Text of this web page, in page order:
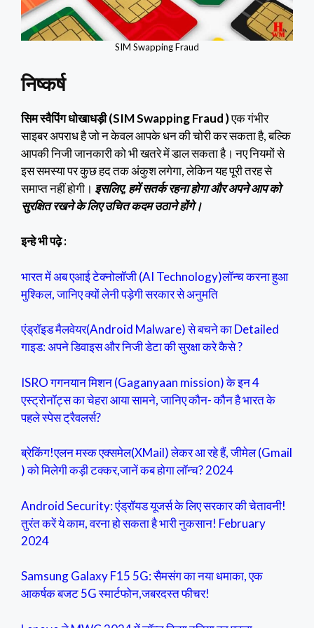
SIM Swapping Fraud
निष्कर्ष
सिम स्वैपिंग धोखाधड़ी (SIM Swapping Fraud )एक गंभीर
साइबर अपराध है जो न केवल आपके धन की चोरी कर सकता है, बल्कि
आपकी निजी जानकारी को भी खतरे में डाल सकता है। नए नियमों से
इस समस्या पर कुछ हद तक अंकुश लगेगा, लेकिन यह पूरी तरह से
समाप्त नहीं होगी। इसलिए, हमें सतर्क रहना होगा और अपने आप को
सुरक्षित रखने के लिए उचित कदम उठाने होंगे।
इन्हे भी पढ़े :
भारत में अब एआई टेक्नोलॉजी (AI Technology)लॉन्च करना हुआ
मुश्किल, जानिए क्यों लेनी पड़ेगी सरकार से अनुमति
एंड्रॉइड मैलवेयर(Android Malware) से बचने का Detailed
गाइड: अपने डिवाइस और निजी डेटा की सुरक्षा करे कैसे ?
ISRO गगनयान मिशन (Gaganyaan mission) के इन 4
एस्ट्रोनॉट्स का चेहरा आया सामने, जानिए कौन- कौन है भारत के
पहले स्पेस ट्रैवलर्स?
ब्रेकिंग!एलन मस्क एक्समेल(XMail) लेकर आ रहे हैं, जीमेल (Gmail
) को मिलेगी कड़ी टक्कर,जानें कब होगा लॉन्च? 2024
Android Security: एंड्रॉयड यूजर्स के लिए सरकार की चेतावनी!
तुरंत करें ये काम, वरना हो सकता है भारी नुकसान! February
2024
Samsung Galaxy F15 5G: सैमसंग का नया धमाका, एक
आकर्षक बजट 5G स्मार्टफोन,जबरदस्त फीचर!